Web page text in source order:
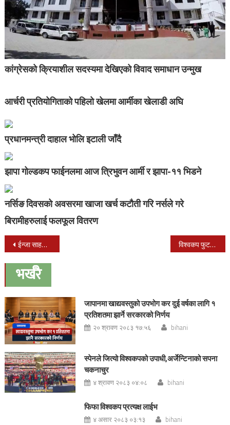
कांग्रेसको क्रियाशील सदस्यमा देखिएको विवाद समाधान उन्मुख
आर्चरी प्रतियोगिताको पहिलो खेलमा आर्मीका खेलाडी अघि
प्रधानमन्त्री दाहाल भोलि इटाली जाँदै
झापा गोल्डकप फाईनलमा आज त्रिभुवन आर्मी र झापा-११ भिडने
नर्सिङ दिवसको अवसरमा खाजा खर्च कटौती गरि नर्सले गरे
बिरामीहरुलाई फलफूल वितरण
Post
navigation
ईन्जा साहसी पत्रकारिताको पुरस्कार पत्रकार अजयबाबु शिवाकोटीलाई प्रदान गरिने विश्वकप फुटबलको छनोट : अहिले नेपाल र अष्ट्रेलीया भिड्दै (Live)
भर्खरै
जापानमा खाद्यवस्तुको उपभोग कर दुई वर्षका लागि १
प्रतिशतमा झार्ने सरकारको निर्णय
२० श्रावण २०८३ १७:५६ bihani
स्पेनले जित्यो विश्वकपको उपाधी,अर्जेन्टिनाको सपना
चकनाचुर
४ श्रावण २०८३ ०४:०८ bihani
फिफा विश्वकप प्रत्यक्ष लाईभ
४ असार २०८३ ०३:१३ bihani